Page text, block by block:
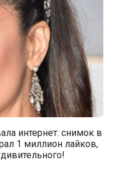
интернет: снимок в
1 миллион лайков,